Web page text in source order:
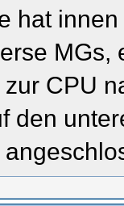
hat
CPU
den